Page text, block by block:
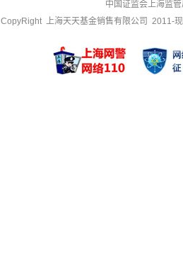
中国证监会上海监
CopyRight 上海天天基金销售有限公司 2011-